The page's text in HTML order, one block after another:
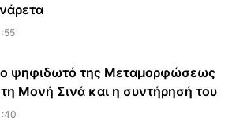
ψηφιδωτό της Μεταμορφώσεως
Μονή Σινά και η συντήρησή του